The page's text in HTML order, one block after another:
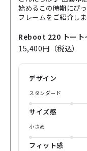
始めるこの時期にぴ
フレームをご紹介し
ドシルエット”スタイ
きめで丸みのあるフ
てくれます👀 シルエ
ーもおすすめのポイ
によってベースも斑
れないカラーです🤎
斑模様がキャメルブ
寄りのブラウンが雰
す。 フレーム全体
馴染みやすく、 カジ
アイテムとして大活
可能ですので、ぜひ
Reboot 220 トート
15,400円（税込）
デザイン
スタンダード
サイズ感
小さめ
フィット感